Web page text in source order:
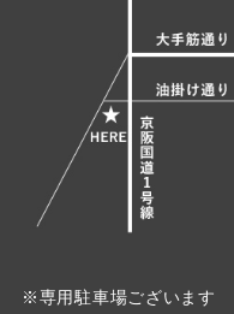
※専用駐車場ございます